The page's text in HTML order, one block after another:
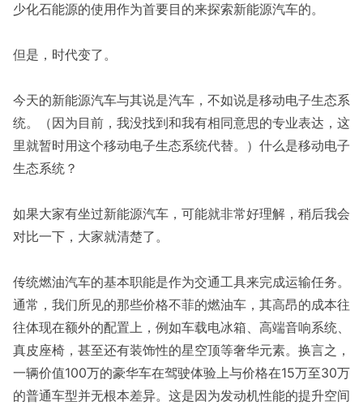
少化石能源的使用作为首要目的来探索新能源汽车的。
但是，时代变了。
今天的新能源汽车与其说是汽车，不如说是移动电子生态系
统。（因为目前，我没找到和我有相同意思的专业表达，这
里就暂时用这个移动电子生态系统代替。）什么是移动电子
生态系统？
如果大家有坐过新能源汽车，可能就非常好理解，稍后我会
对比一下，大家就清楚了。
传统燃油汽车的基本职能是作为交通工具来完成运输任务。
通常，我们所见的那些价格不菲的燃油车，其高昂的成本往
往体现在额外的配置上，例如车载电冰箱、高端音响系统、
真皮座椅，甚至还有装饰性的星空顶等奢华元素。换言之，
一辆价值100万的豪华车在驾驶体验上与价格在15万至30万
的普通车型并无根本差异。这是因为发动机性能的提升空间